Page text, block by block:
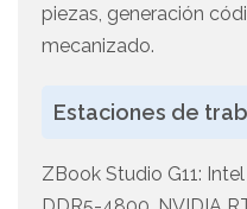
piezas, generación
mecanizado.
Estaciones de
ZBook Studio G11: